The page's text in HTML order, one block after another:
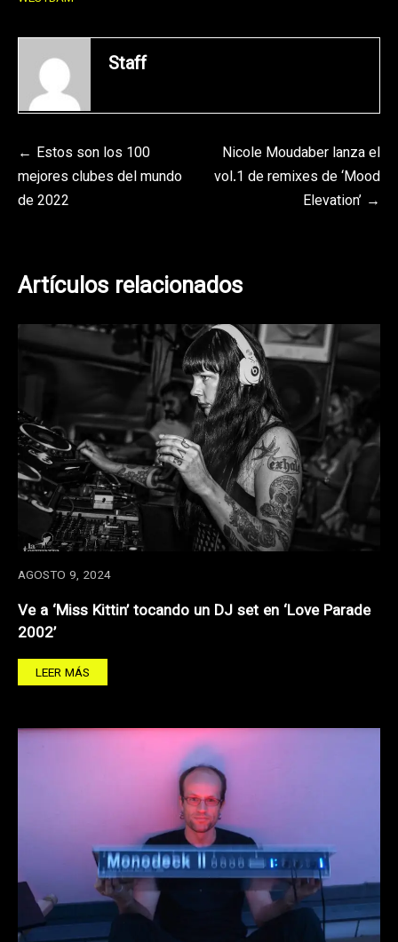
Staff
Navegación
de
Estos son los 100
mejores clubes del mundo
de 2022
Nicole Moudaber lanza el
vol.1 de remixes de ‘Mood
Elevation’
Artículos relacionados
AGOSTO 9, 2024
Ve a ‘Miss Kittin’ tocando un DJ set en ‘Love Parade
2002’
LEER MÁS